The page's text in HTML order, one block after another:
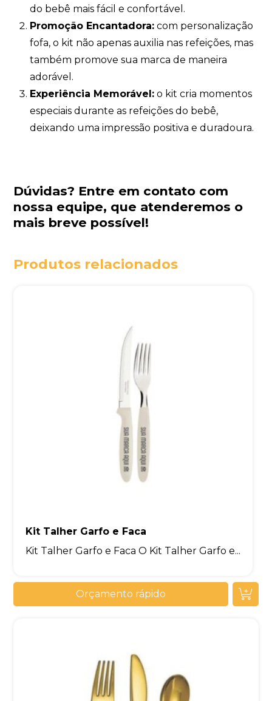
do bebê mais fácil e confortável.
Promoção Encantadora:com personalização
fofa, o kit não apenas auxilia nas refeições, mas
também promove sua marca de maneira
adorável.
Experiência Memorável:o kit cria momentos
especiais durante as refeições do bebê,
deixando uma impressão positiva e duradoura.
Dúvidas? Entre em contato com
nossa equipe, que atenderemos o
mais breve possível!
Produtos relacionados
Kit Talher Garfo e Faca
Kit Talher Garfo e Faca O Kit Talher Garfo e...
Orçamento rápido